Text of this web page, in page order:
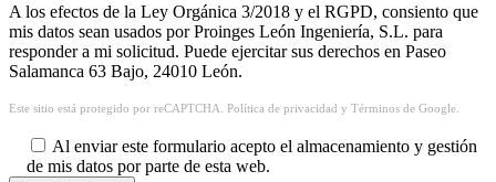
A los efectos de la Ley Orgánica 3/2018 y el RGPD, consiento que
mis datos sean usados por Proinges León Ingeniería, S.L. para
responder a mi solicitud. Puede ejercitar sus derechos en Paseo
Salamanca 63 Bajo, 24010 León.
Este sitio está protegido por reCAPTCHA. Política de privacidad y Términos de Google.
Al enviar este formulario acepto el almacenamiento y gestión
de mis datos por parte de esta web.